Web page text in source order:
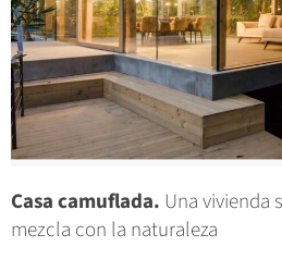
Casa camuflada. Una vivienda
mezcla con la naturaleza